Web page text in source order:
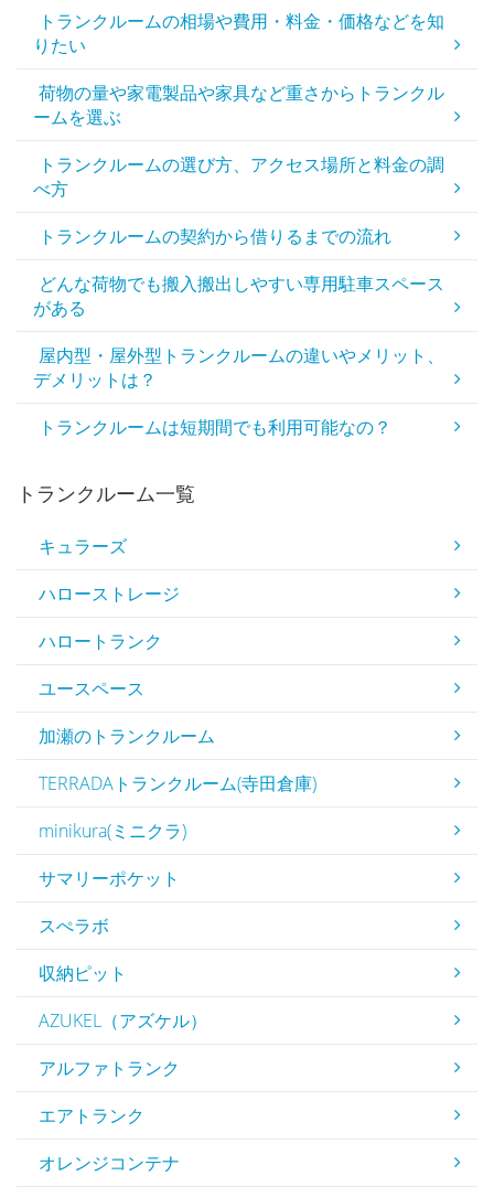
トランクルームの相場や費用・料金・価格などを知
りたい
荷物の量や家電製品や家具など重さからトランクル
ームを選ぶ
トランクルームの選び方、アクセス場所と料金の調
べ方
トランクルームの契約から借りるまでの流れ
どんな荷物でも搬入搬出しやすい専用駐車スペース
がある
屋内型・屋外型トランクルームの違いやメリット、
デメリットは？
トランクルームは短期間でも利用可能なの？
トランクルーム一覧
キュラーズ
ハローストレージ
ハロートランク
ユースペース
加瀬のトランクルーム
TERRADAトランクルーム(寺田倉庫)
minikura(ミニクラ)
サマリーポケット
スぺラボ
収納ピット
AZUKEL（アズケル）
アルファトランク
エアトランク
オレンジコンテナ